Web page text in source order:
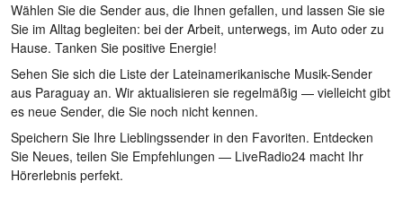
Wählen Sie die Sender aus, die Ihnen gefallen, und lassen Sie sie
Sie im Alltag begleiten: bei der Arbeit, unterwegs, im Auto oder zu
Hause. Tanken Sie positive Energie!
Sehen Sie sich die Liste der Lateinamerikanische Musik-Sender
aus Paraguay an. Wir aktualisieren sie regelmäßig — vielleicht gibt
es neue Sender, die Sie noch nicht kennen.
Speichern Sie Ihre Lieblingssender in den Favoriten. Entdecken
Sie Neues, teilen Sie Empfehlungen — LiveRadio24 macht Ihr
Hörerlebnis perfekt.